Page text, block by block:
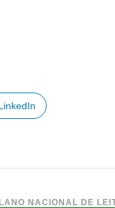
NACIONAL DE